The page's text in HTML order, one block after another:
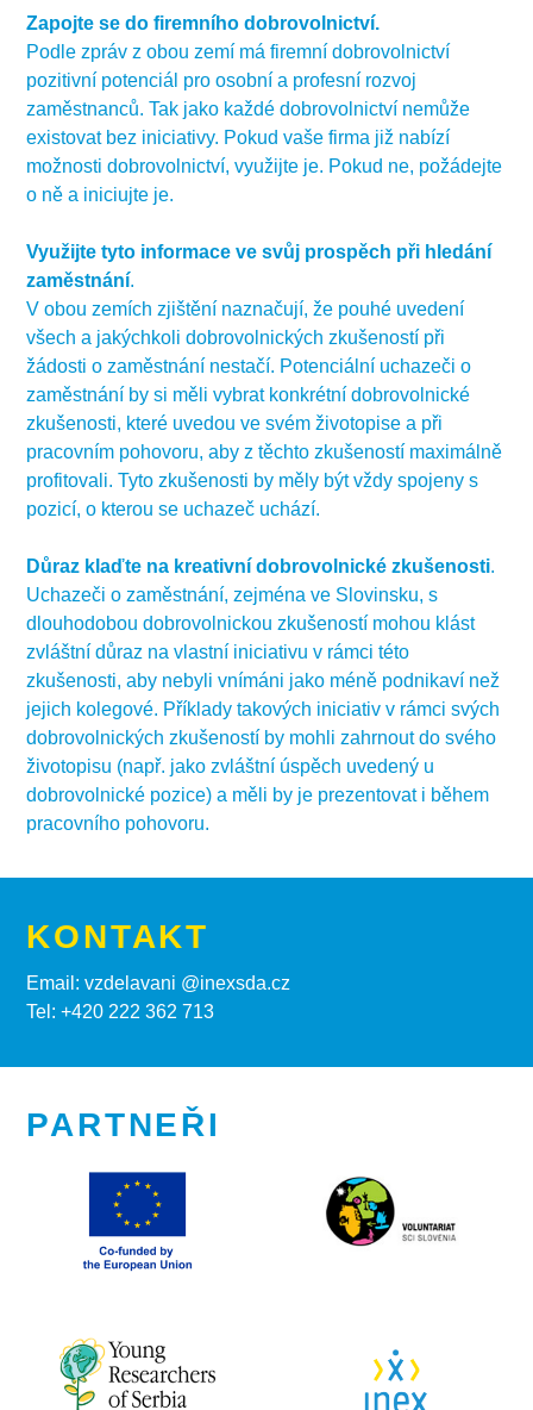
Zapojte se do firemního dobrovolnictví.
Podle zpráv z obou zemí má firemní dobrovolnictví
pozitivní potenciál pro osobní a profesní rozvoj
zaměstnanců. Tak jako každé dobrovolnictví nemůže
existovat bez iniciativy. Pokud vaše firma již nabízí
možnosti dobrovolnictví, využijte je. Pokud ne, požádejte
o ně a iniciujte je.
Využijte tyto informace ve svůj prospěch při hledání
zaměstnání.
V obou zemích zjištění naznačují, že pouhé uvedení
všech a jakýchkoli dobrovolnických zkušeností při
žádosti o zaměstnání nestačí. Potenciální uchazeči o
zaměstnání by si měli vybrat konkrétní dobrovolnické
zkušenosti, které uvedou ve svém životopise a při
pracovním pohovoru, aby z těchto zkušeností maximálně
profitovali. Tyto zkušenosti by měly být vždy spojeny s
pozicí, o kterou se uchazeč uchází.
Důraz klaďte na kreativní dobrovolnické zkušenosti.
Uchazeči o zaměstnání, zejména ve Slovinsku, s
dlouhodobou dobrovolnickou zkušeností mohou klást
zvláštní důraz na vlastní iniciativu v rámci této
zkušenosti, aby nebyli vnímáni jako méně podnikaví než
jejich kolegové. Příklady takových iniciativ v rámci svých
dobrovolnických zkušeností by mohli zahrnout do svého
životopisu (např. jako zvláštní úspěch uvedený u
dobrovolnické pozice) a měli by je prezentovat i během
pracovního pohovoru.
KONTAKT
Email: vzdelavani @inexsda.cz
Tel: +420 222 362 713
PARTNEŘI